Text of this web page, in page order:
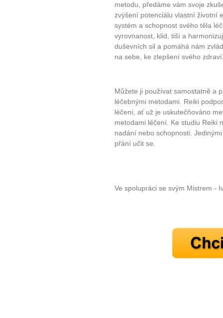
metodu, předáme vám svoje
zvýšení potenciálu vlastní životní
systém a schopnost svého těla
vyrovnanost, klid, tiší a
duševních sil a pomáhá nám
na sebe, ke zlepšení svého
Můžete ji používat samostatně a
léčebnými metodami. Reiki
léčení, ať už je uskutečňováno
metodami léčení. Ke studiu Reiki
nadání nebo schopnosti.
přání učit se.
Ve spolupráci se svým Mistrem -